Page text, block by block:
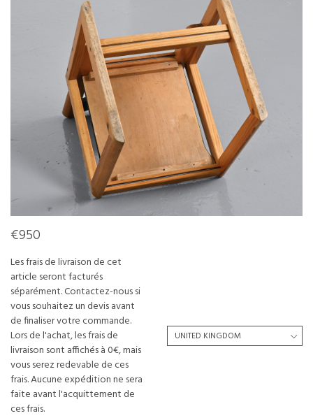
€950
Les frais de livraison de cet
article seront facturés
séparément. Contactez-nous si
vous souhaitez un devis avant
de finaliser votre commande.
Lors de l'achat, les frais de
livraison sont affichés à 0€, mais
vous serez redevable de ces
frais. Aucune expédition ne sera
faite avant l'acquittement de
ces frais.